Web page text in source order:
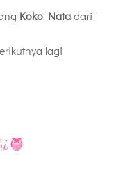
Koko Natadari
lagi